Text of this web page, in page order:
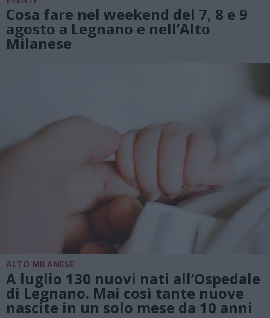
Cosa fare nel weekend del 7, 8 e 9
agosto a Legnano e nell’Alto
Milanese
ALTO MILANESE
A luglio 130 nuovi nati all’Ospedale
di Legnano. Mai così tante nuove
nascite in un solo mese da 10 anni